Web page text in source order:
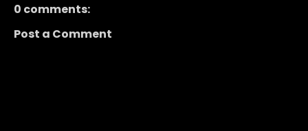
0 comments:
Post a Comment